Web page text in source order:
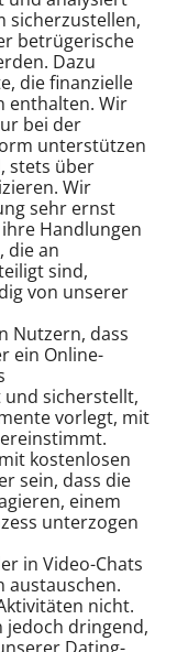
sicherzustellen,
betrügerische
Dazu
die finanzielle
enthalten. Wir
bei der
unterstützen
stets über
Wir
sehr ernst
Handlungen
die an
sind,
von unserer
Nutzern, dass
ein Online-
sicherstellt,
vorlegt, mit
kostenlosen
sein, dass die
einem
unterzogen
in Video-Chats
austauschen.
nicht.
dringend,